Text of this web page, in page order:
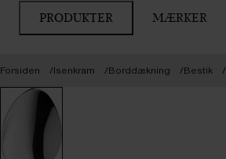
PRODUKTER MÆRKER
Forsiden Isenkram Borddækning Bestik